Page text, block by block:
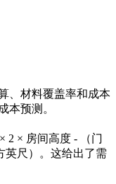
、材料覆盖率和成本
本预测。
2 × 房间高度 - （门
英尺）。这给出了需